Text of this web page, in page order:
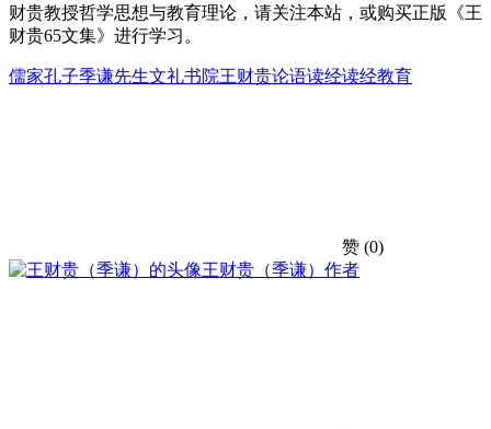
财贵教授哲学思想与教育理论，请关注本站，或购买正版《王
财贵65文集》进行学习。
儒家孔子季谦先生文礼书院王财贵论语读经读经教育
赞 (0)
王财贵（季谦） 作者